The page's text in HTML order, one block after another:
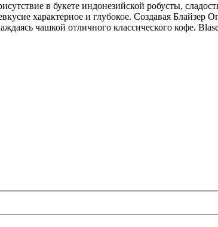
в букете индонезийской робусты,
характерное и глубокое. Создавая Блайзер
чашкой отличного классического кофе.